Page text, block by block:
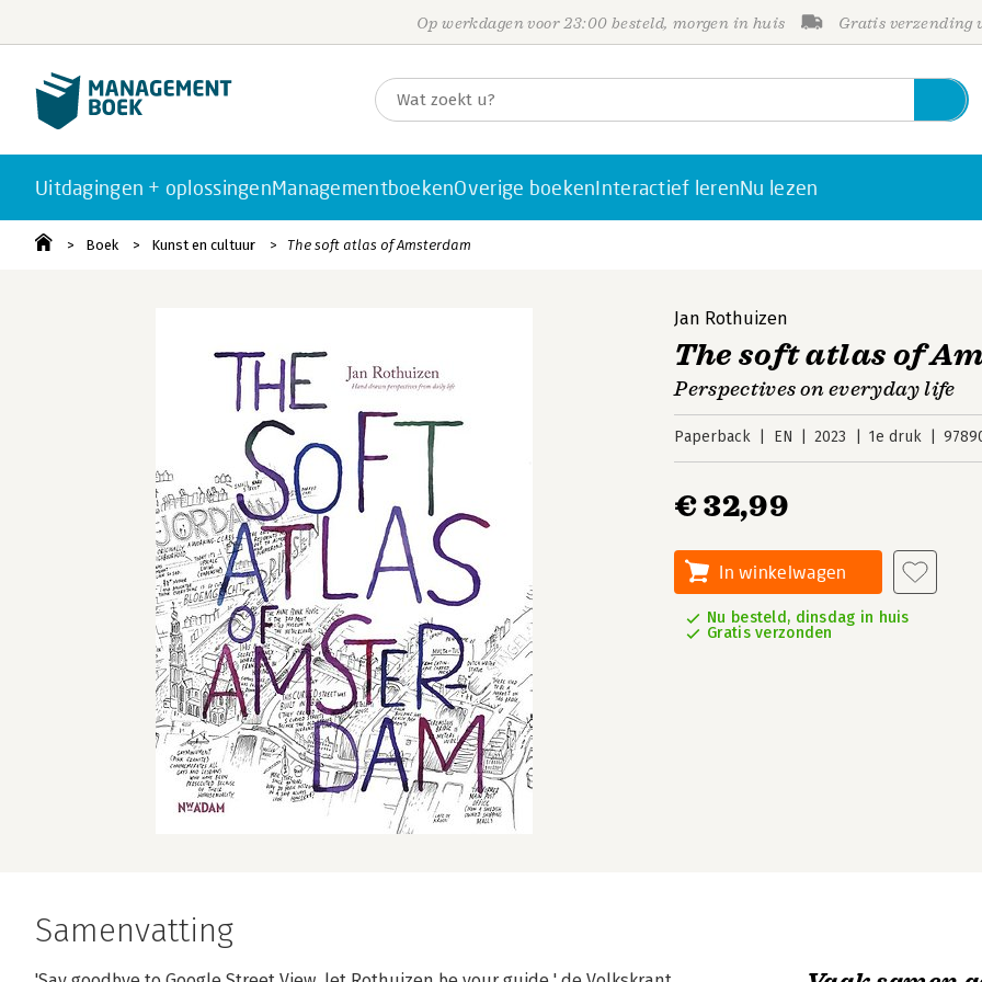
Op werkdagen voor 23:00 besteld, morgen in huis Gratis verzending
Uitdagingen + oplossingenManagementboekenOverige boekenInteractief lerenNu lezen
Boek Kunst en cultuur The soft atlas of Amsterdam
Jan Rothuizen
The soft atlas of
Perspectives on everyday life
Paperback EN 2023 1e druk
€ 32,99
In winkelwagen
Nu besteld, dinsdag in huis
Gratis verzonden
Samenvatting